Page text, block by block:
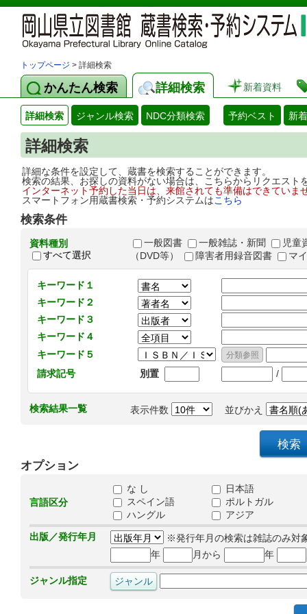
トップページ > 詳細検索
かんたん検索 詳細検索 新着資料
詳細検索 ジャンル検索 NDC分類検索 予約ベスト 新
詳細検索
詳細な条件を設定して、蔵書を検索することができます。
検索の結果、お探しの資料がない場合は、こちらからリクエス
インターネット予約した当日は、来館されても準備はできてい
スマートフォン用蔵書検索・予約システムはこちら
検索条件
資料種別
すべて選択
一般図書 一般雑誌・新聞
児童
（DVD等）
障害者用録音図書 マ
キーワード１
キーワード２
キーワード３
キーワード４
キーワード５
請求記号
別置 /
検索結果一覧 表示件数 並びかえ
オプション
言語区分
な し
日本語
スペイン語
ポルトガル
ハングル
アジア
出版／発行年月
※発行年月の検索は雑誌のみ対
年
月から 年
ジャンル指定